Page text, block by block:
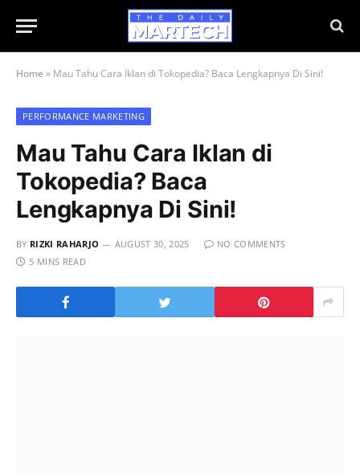
Home » Mau Tahu Cara Iklan di Tokopedia? Baca Lengkapnya Di Sini!
PERFORMANCE MARKETING
Mau Tahu Cara Iklan di
Tokopedia? Baca
Lengkapnya Di Sini!
BY RIZKI RAHARJO AUGUST 30, 2025
NO COMMENTS
5 MINS READ